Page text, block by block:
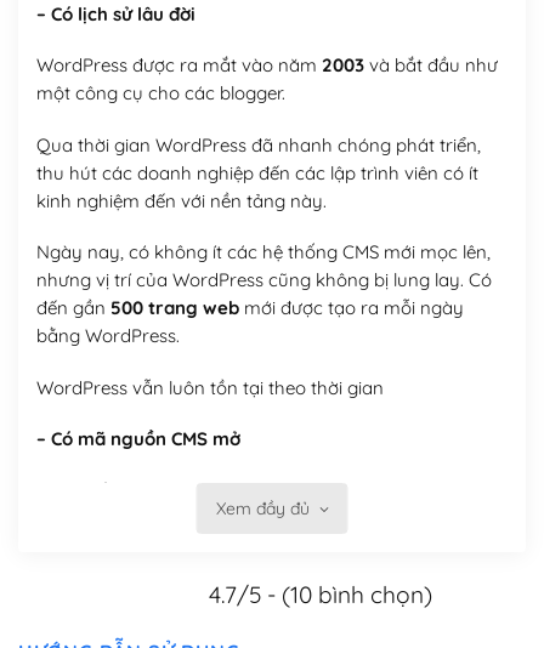
– Có lịch sử lâu đời
WordPress được ra mắt vào năm 2003và bắt đầu như
một công cụ cho các blogger.
Qua thời gian WordPress đã nhanh chóng phát triển,
thu hút các doanh nghiệp đến các lập trình viên có ít
kinh nghiệm đến với nền tảng này.
Ngày nay, có không ít các hệ thống CMS mới mọc lên,
nhưng vị trí của WordPress cũng không bị lung lay. Có
đến gần 500 trang webmới được tạo ra mỗi ngày
bằng WordPress.
WordPress vẫn luôn tồn tại theo thời gian
– Có mã nguồn CMS mở
Mã nguồn mở cung cấp các tính năng tùy biến, tự thay
đổi theme, tự cài plugin, tự quản lý, bạn có thể tùy chỉnh
Xem đầy đủ
4.7/5 - (10 bình chọn)